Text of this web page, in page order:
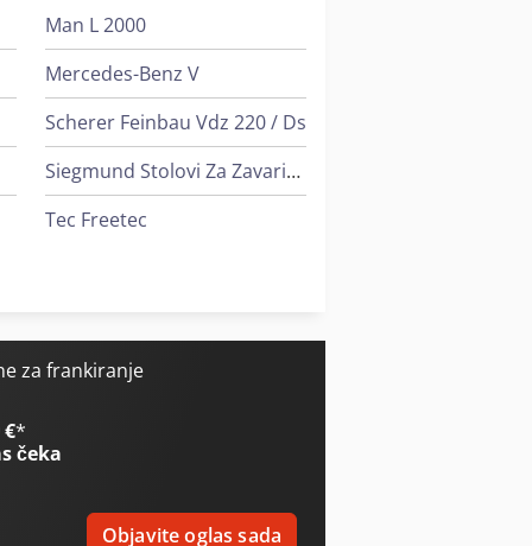
Man L 2000
Mercedes-Benz V
Scherer Feinbau Vdz 220 / Ds
Siegmund Stolovi Za Zavarivanje
Tec Freetec
za frankiranje
€*
čeka
Objavite oglas sada